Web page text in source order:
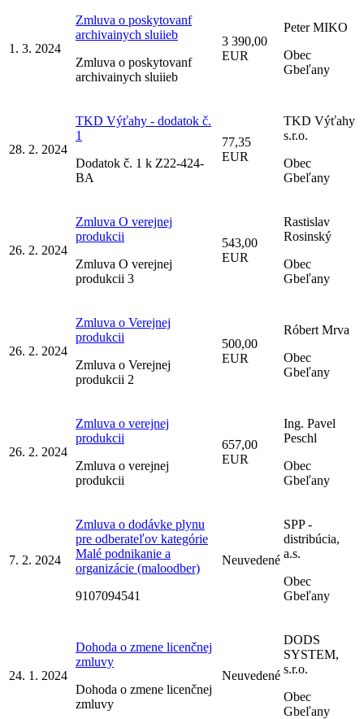
1. 3. 2024
Zmluva o poskytovanf
archivainych sluiieb
Zmluva o poskytovanf
archivainych sluiieb
3 390,00
EUR
Peter MIKO
Obec
Gbeľany
28. 2. 2024
TKD Výťahy - dodatok č.
1
Dodatok č. 1 k Z22-424-
BA
77,35
EUR
TKD Výťahy
s.r.o.
Obec
Gbeľany
26. 2. 2024
Zmluva O verejnej
produkcii
Zmluva O verejnej
produkcii 3
543,00
EUR
Rastislav
Rosinský
Obec
Gbeľany
26. 2. 2024
Zmluva o Verejnej
produkcii
Zmluva o Verejnej
produkcii 2
500,00
EUR
Róbert Mrva
Obec
Gbeľany
26. 2. 2024
Zmluva o verejnej
produkcii
Zmluva o verejnej
produkcii
657,00
EUR
Ing. Pavel
Peschl
Obec
Gbeľany
7. 2. 2024
Zmluva о dodávke plynu
pre odberateľov kategórie
Malé podnikanie a
organizácie (maloodber)
9107094541
Neuvedené
SPP -
distribúcia,
a.s.
Obec
Gbeľany
24. 1. 2024
Dohoda o zmene licenčnej
zmluvy
Dohoda o zmene licenčnej
zmluvy
Neuvedené
DODS
SYSTEM,
s.r.o.
Obec
Gbeľany